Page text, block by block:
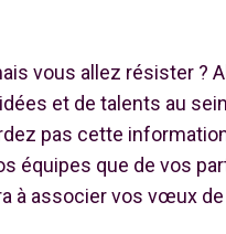
vous allez résister ?
et de talents au
pas cette
équipes que de vos
à associer vos vœux